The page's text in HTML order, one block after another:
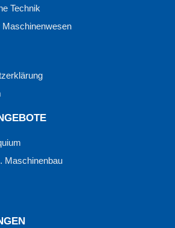
Technik
Maschinenwesen
Maschinenbau